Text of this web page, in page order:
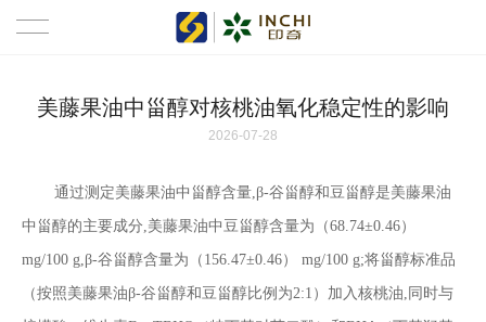
美藤果油中甾醇对核桃油氧化稳定性的影响
2026-07-28
通过测定美藤果油中甾醇含量,β-谷甾醇和豆甾醇是美藤果油
中甾醇的主要成分,美藤果油中豆甾醇含量为（68.74±0.46）
mg/100 g,β-谷甾醇含量为（156.47±0.46） mg/100 g;将甾醇标准品
（按照美藤果油β-谷甾醇和豆甾醇比例为2:1）加入核桃油,同时与
关于我们
产品中心
了解美藤果